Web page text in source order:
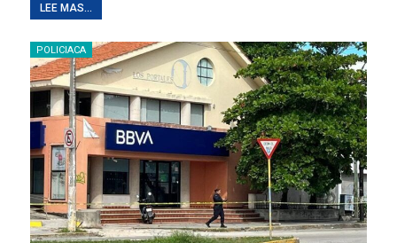
LEE MAS...
POLICIACA